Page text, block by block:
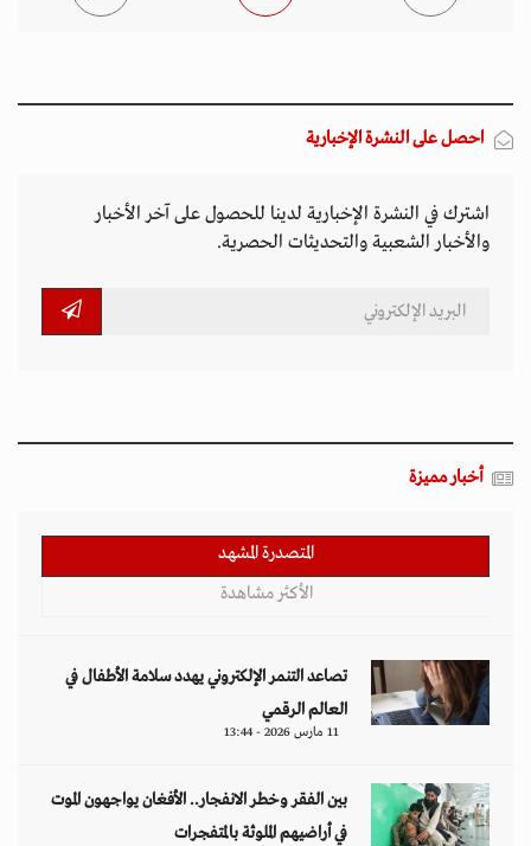
احصل على النشرة الإخبارية
اشترك في النشرة الإخبارية لدينا للحصول على آخر الأخبار
والأخبار الشعبية والتحديثات الحصرية.
أخبار مميزة
المتصدرة المشهد
الأكثر مشاهدة
تصاعد التنمر الإلكتروني يهدد سلامة الأطفال في
العالم الرقمي
11 مارس 2026 - 13:44
بين الفقر وخطر الانفجار.. الأفغان يواجهون الموت
في أراضيهم الملوثة بالمتفجرات